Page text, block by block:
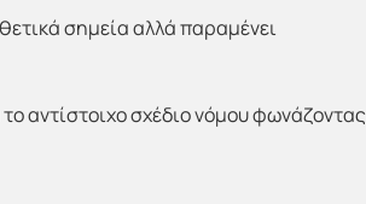
σημεία αλλά παραμένει
αντίστοιχο σχέδιο νόμου φωνάζοντας